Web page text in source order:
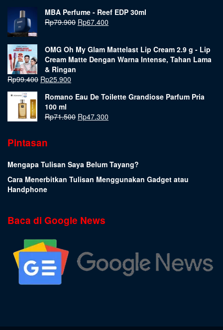
MBA Perfume - Reef EDP 30ml
Rp79.900 Rp67.400
OMG Oh My Glam Mattelast Lip Cream 2.9 g - Lip
Cream Matte Dengan Warna Intense, Tahan Lama
& Ringan
Rp99.400 Rp25.900
Romano Eau De Toilette Grandiose Parfum Pria
100 ml
Rp71.500 Rp47.300
Pintasan
Mengapa Tulisan Saya Belum Tayang?
Cara Menerbitkan Tulisan Menggunakan Gadget atau
Handphone
Baca di Google News